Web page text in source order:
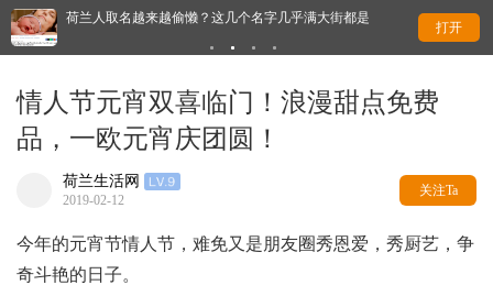
荷兰人取名越来越偷懒？这几个名字几乎满大街都是 太
打开
情人节元宵双喜临门！浪漫甜点免费
品，一欧元宵庆团圆！
荷兰生活网
2019-02-12
关注Ta
今年的元宵节情人节，难免又是朋友圈秀恩爱，秀厨艺，争
奇斗艳的日子。